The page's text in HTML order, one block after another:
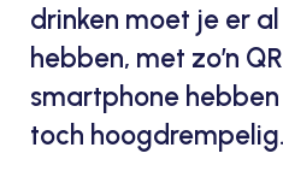
drinken moet je er
hebben, met zo’n
smartphone
toch